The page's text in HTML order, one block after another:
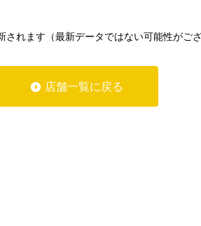
れます（最新データではない可能性がご
店舗一覧に戻る